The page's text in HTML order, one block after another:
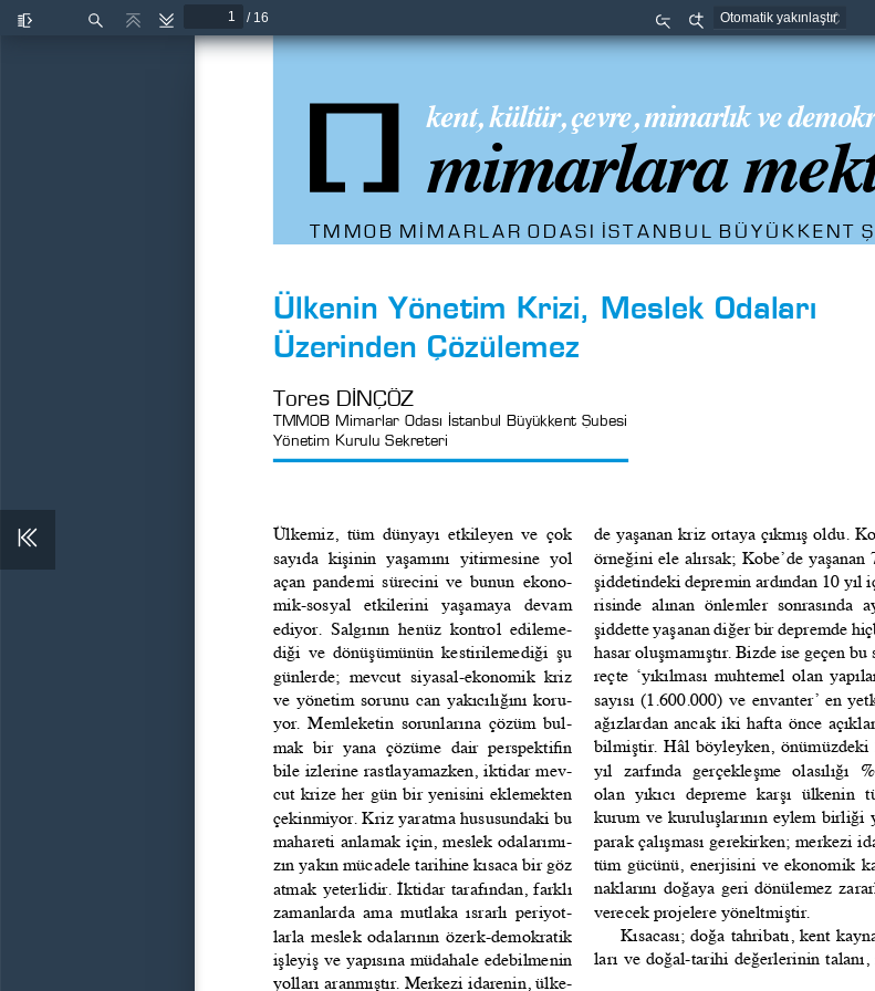
Kenar
Bul ÖncekiSonraki
/ 16
UzaklaştırYaklaştır
TMMOB MİMARLAR ODASI İSTANBUL BÜYÜKKENT
kent, kültür, çevre, mimarlık ve
mimarlara
Ülkemiz,  tüm  dünyayı  etkileyen  ve  çok
sayıda  kişinin  yaşamını  yitirmesine  yol
açan pandemi sürecini ve bunun ekono-
mik-sosyal  etkilerini  yaşamaya  devam
ediyor.  Salgının  henüz  kontrol  edileme-
diği ve dönüşümünün kestirilemediği şu
günlerde;  mevcut  siyasal-ekonomik  kriz
ve yönetim sorunu can yakıcılığını koru-
yor. Memleketin sorunlarına çözüm bul-
mak  bir  yana  çözüme  dair  perspektifin
bile izlerine rastlayamazken, iktidar mev-
cut krize her gün bir yenisini eklemekten
çekinmiyor. Kriz yaratma hususundaki bu
mahareti anlamak için, meslek odalarımı-
zın yakın mücadele tarihine kısaca bir göz
atmak yeterlidir. İktidar tarafından, farklı
zamanlarda  ama  mutlaka  ısrarlı  periyot-
larla meslek odalarının özerk-demokratik
işleyiş ve yapısına müdahale edebilmenin
yolları aranmıştır. Merkezi idarenin, ülke-
de yaşanan kriz ortaya çıkmış oldu.
örneğini ele alırsak; Kobe’de yaşanan
şiddetindeki depremin ardından 10 yıl
risinde  alınan  önlemler  sonrasında
şiddette yaşanan diğer bir depremde
hasar oluşmamıştır. Bizde ise geçen bu
reçte ‘yıkılması muhtemel olan
sayısı (1.600.000) ve envanter’ en
ağızlardan ancak iki hafta önce
bilmiştir. Hâl böyleyken, önümüzdeki
yıl  zarfında  gerçekleşme  olasılığı
olan  yıkıcı  depreme  karşı  ülkenin
kurum ve kuruluşlarının eylem birliği
parak çalışması gerekirken; merkezi
tüm gücünü, enerjisini ve ekonomik
naklarını doğaya geri dönülemez
verecek projelere yöneltmiştir.
Kısacası; doğa tahribatı, kent
ları ve doğal-tarihi değerlerinin talanı,
Ülkenin Yönetim Krizi, Meslek Odaları
Üzerinden Çözülemez
Tores DİNÇÖZ
TMMOB Mimarlar Odası İstanbul Büyükkent Şubesi
Yönetim Kurulu Sekreteri